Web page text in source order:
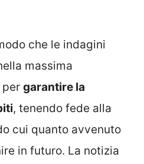
che le indagini
massima
garantire la
, tenendo fede alla
cui quanto avvenuto
in futuro. La notizia